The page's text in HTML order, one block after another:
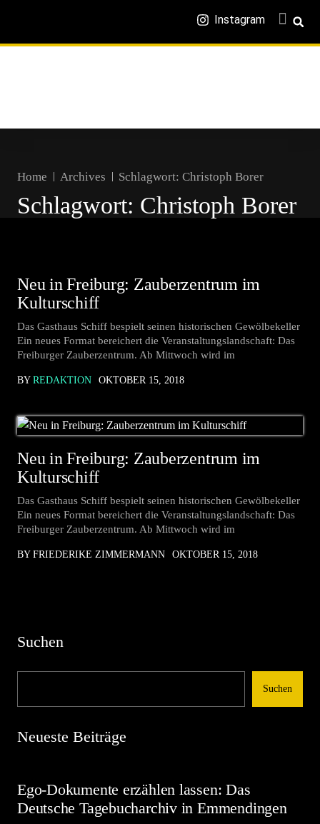
Instagram
Home Archives Schlagwort: Christoph Borer
Schlagwort: Christoph Borer
Neu in Freiburg: Zauberzentrum im
Kulturschiff
Das Gasthaus Schiff bespielt seinen historischen Gewölbekeller
Ein neues Format bereichert die Veranstaltungslandschaft: Das
Freiburger Zauberzentrum. Ab Mittwoch wird im
BY REDAKTION OKTOBER 15, 2018
Neu in Freiburg: Zauberzentrum im
Kulturschiff
Das Gasthaus Schiff bespielt seinen historischen Gewölbekeller
Ein neues Format bereichert die Veranstaltungslandschaft: Das
Freiburger Zauberzentrum. Ab Mittwoch wird im
BY FRIEDERIKE ZIMMERMANN OKTOBER 15, 2018
Suchen
Suchen
Neueste Beiträge
Ego-Dokumente erzählen lassen: Das
Deutsche Tagebucharchiv in Emmendingen